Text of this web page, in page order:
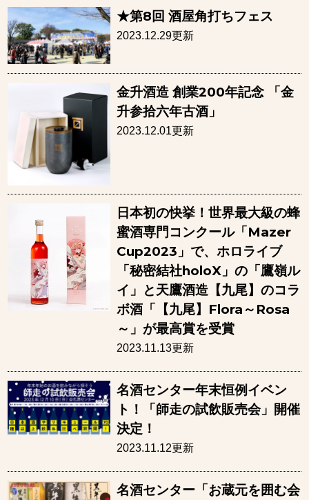
★第8回 酒屋角打ちフェス
2023.12.29更新
⾦升酒造 創業200年記念 「⾦
升参拾六年古酒」
2023.12.01更新
日本初の快挙！世界最大級の蜂
蜜酒専門コンクール「Mazer
Cup2023」で、ホロライブ
「秘密結社holoX」の「鷹嶺ル
イ」と天鷹酒造【九尾】のコラ
ボ酒「【九尾】Flora～Rosa
～」が最高賞を受賞
2023.11.13更新
名酒センター年末恒例イベン
ト！「師走の試飲販売会」開催
決定！
2023.11.12更新
名酒センター「お蔵元を囲む会